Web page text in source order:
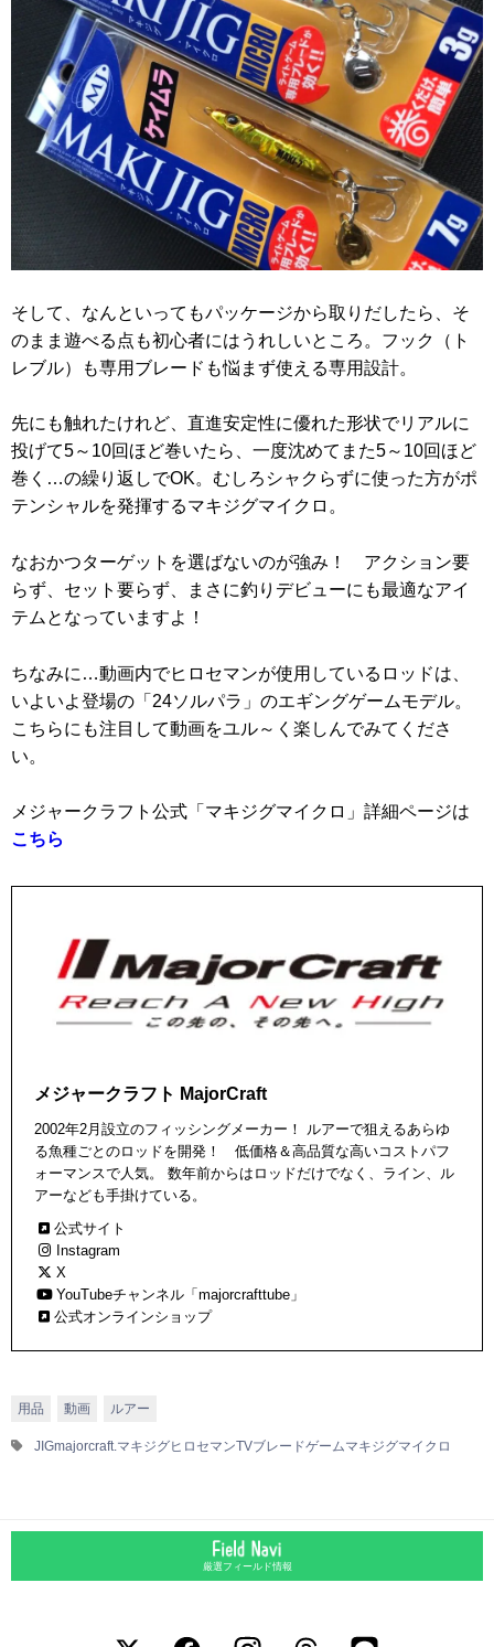
そして、なんといってもパッケージから取りだしたら、そ
のまま遊べる点も初心者にはうれしいところ。フック（ト
レブル）も専用ブレードも悩まず使える専用設計。
先にも触れたけれど、直進安定性に優れた形状でリアルに
投げて5～10回ほど巻いたら、一度沈めてまた5～10回ほど
巻く…の繰り返しでOK。むしろシャクらずに使った方がポ
テンシャルを発揮するマキジグマイクロ。
なおかつターゲットを選ばないのが強み！ アクション要
らず、セット要らず、まさに釣りデビューにも最適なアイ
テムとなっていますよ！
ちなみに…動画内でヒロセマンが使用しているロッドは、
いよいよ登場の「24ソルパラ」のエギングゲームモデル。
こちらにも注目して動画をユル～く楽しんでみてくださ
い。
メジャークラフト公式「マキジグマイクロ」詳細ページは
こちら
メジャークラフト MajorCraft
2002年2月設立のフィッシングメーカー！ ルアーで狙えるあらゆ
る魚種ごとのロッドを開発！ 低価格＆高品質な高いコストパフ
ォーマンスで人気。 数年前からはロッドだけでなく、ライン、ル
アーなども手掛けている。
公式サイト
Instagram
X
YouTubeチャンネル「majorcrafttube」
公式オンラインショップ
用品 動画 ルアー
JIGmajorcraft.マキジグヒロセマンTVブレードゲームマキジグマイクロ
厳選フィールド情報